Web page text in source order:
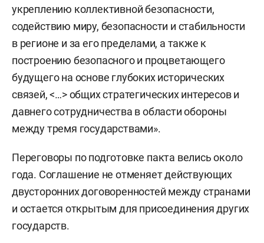
укреплению коллективной безопасности,
содействию миру, безопасности и стабильности
в регионе и за его пределами, а также к
построению безопасного и процветающего
будущего на основе глубоких исторических
связей, <…> общих стратегических интересов и
давнего сотрудничества в области обороны
между тремя государствами».
Переговоры по подготовке пакта велись около
года. Соглашение не отменяет действующих
двусторонних договоренностей между странами
и остается открытым для присоединения других
государств.